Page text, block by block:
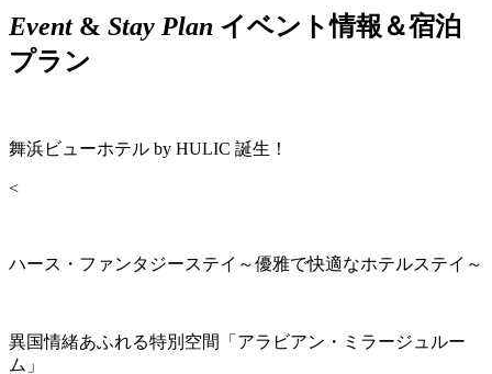
Event& Stay Plan イベント情報＆宿泊
プラン
舞浜ビューホテル by HULIC 誕生！
<
ハース・ファンタジーステイ～優雅で快適なホテルステイ～
異国情緒あふれる特別空間「アラビアン・ミラージュルー
ム」